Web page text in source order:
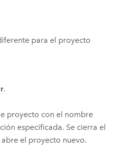
para el proyecto
.
proyecto con el nombre
especificada. Se cierra el
el proyecto nuevo.